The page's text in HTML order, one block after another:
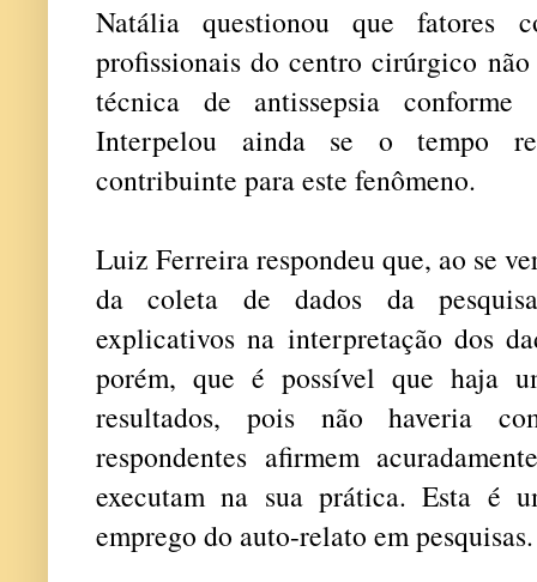
Natália questionou que fatores
profissionais do centro cirúrgico
técnica de antissepsia conforme
Interpelou ainda se o tempo
contribuinte para este fenômeno.
Luiz Ferreira respondeu que, ao se
da coleta de dados da
explicativos na interpretação dos
porém, que é possível que haja
resultados, pois não haveria
respondentes afirmem
executam na sua prática. Esta é
emprego do auto-relato em pesquisas.